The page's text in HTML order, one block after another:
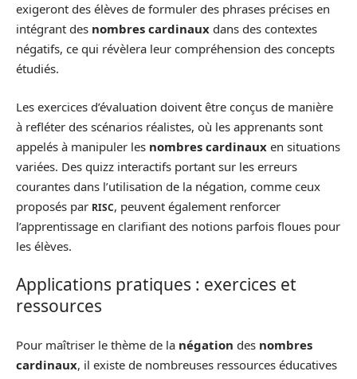
exigeront des élèves de formuler des phrases précises en
intégrant des nombres cardinaux dans des contextes
négatifs, ce qui révèlera leur compréhension des concepts
étudiés.
Les exercices d’évaluation doivent être conçus de manière
à refléter des scénarios réalistes, où les apprenants sont
appelés à manipuler les nombres cardinaux en situations
variées. Des quizz interactifs portant sur les erreurs
courantes dans l’utilisation de la négation, comme ceux
proposés par RISC, peuvent également renforcer
l’apprentissage en clarifiant des notions parfois floues pour
les élèves.
Applications pratiques : exercices et
ressources
Pour maîtriser le thème de la négation des nombres
cardinaux, il existe de nombreuses ressources éducatives